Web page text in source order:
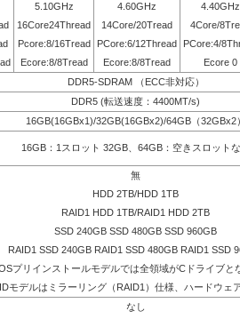
5.10GHz 4.60GHz 4.40GHz
16Core24Thread 14Core/20Tread 4Core/
Pcore:8/16Tread PCore:6/12Thread PCore:4/
Ecore:8/8Tread Ecore:8/8Tread Ecore 0
DDR5-SDRAM （ECC非対応）
DDR5 (転送速度：4400MT/s)
16GB(16GBx1)/32GB(16GBx2)/64GB（32GBx2）
16GB：1スロット 32GB、64GB：空きスロット
無
HDD 2TB/HDD 1TB
RAID1 HDD 1TB/RAID1 HDD 2TB
SSD 240GB SSD 480GB SSD 960GB
RAID1 SSD 240GB RAID1 SSD 480GB RAID1 SSD
プリインストールモデルでは全領域がCドライブと
モデルはミラーリング（RAID1）仕様、ハードウェ
なし